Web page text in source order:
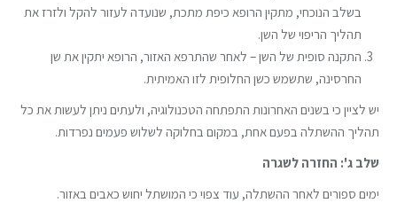
בשלב הנוכחי, מתקין הרופא כיפת מתכת, שנועדה לעזור להקל ולזרז את
תהליך הריפוי של השן.
התקנה סופית של השן – לאחר שהתרפא האזור, הרופא יתקין את שן
החרסינה, שתשמש כשן החלופית לזו האמיתית.
יש לציין כי בשנים האחרונות התפתחה הטכנולוגיה, ולעתים ניתן לעשות את כל
תהליך ההשתלה בפעם אחת, במקום בחלוקה לשלוש פעמים נפרדות.
שלב ג': החזרה לשגרה
ימים ספורים לאחר ההשתלה, עוד צפוי כי המושתל יחוש כאבים באזור.